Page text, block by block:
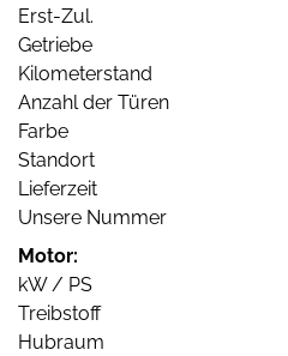
Erst-Zul.
Getriebe
Kilometerstand
Anzahl der Türen
Farbe
Standort
Lieferzeit
Unsere Nummer
Motor:
kW / PS
Treibstoff
Hubraum